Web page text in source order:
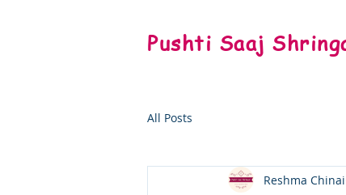
Pushti Saaj
All Posts
Reshma Chinai